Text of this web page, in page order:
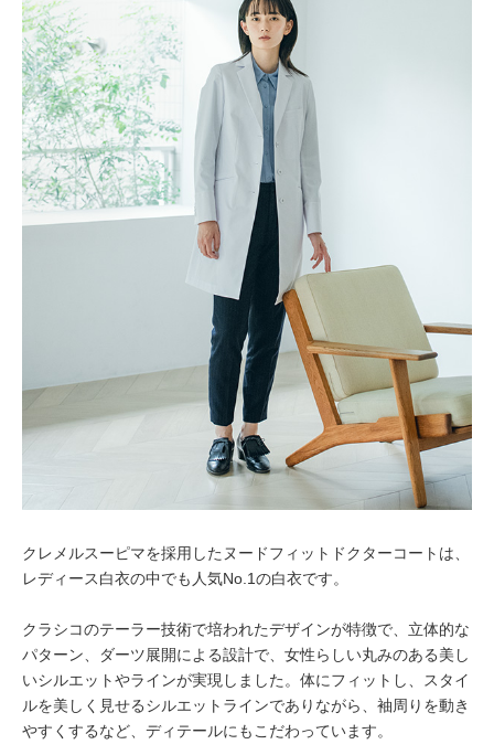
クレメルスーピマを採用したヌードフィットドクターコートは、
レディース白衣の中でも人気No.1の白衣です。
クラシコのテーラー技術で培われたデザインが特徴で、立体的な
パターン、ダーツ展開による設計で、女性らしい丸みのある美し
いシルエットやラインが実現しました。体にフィットし、スタイ
ルを美しく見せるシルエットラインでありながら、袖周りを動き
やすくするなど、ディテールにもこだわっています。